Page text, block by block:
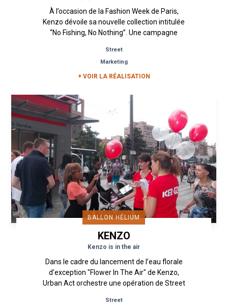
À l’occasion de la Fashion Week de Paris,
Kenzo dévoile sa nouvelle collection intitulée
“No Fishing, No Nothing”. Une campagne
Street
Marketing
+ VOIR LA RÉALISATION
BALLON HÉLIUM
KENZO
Kenzo is in the air
Dans le cadre du lancement de l’eau florale
d’exception "Flower In The Air" de Kenzo,
Urban Act orchestre une opération de Street
Street